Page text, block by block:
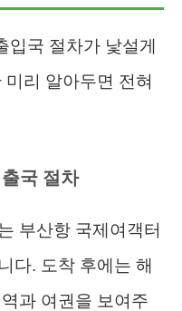
입국 절차가 낯설게
리 알아두면 전혀
국 절차
부산항 국제여객터
다. 도착 후에는 해
과 여권을 보여주